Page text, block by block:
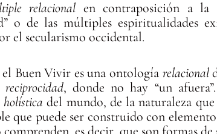
relacional en contraposición a la
o de las múltiples espiritualidades
el secularismo occidental.
el Buen Vivir es una ontología relacional
reciprocidad, donde no hay “un
holística del mundo, de la naturaleza
que puede ser construido con